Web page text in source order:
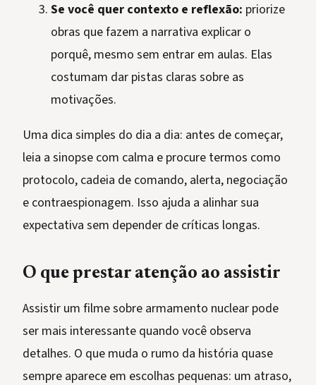
Se você quer contexto e reflexão: priorize
obras que fazem a narrativa explicar o
porquê, mesmo sem entrar em aulas. Elas
costumam dar pistas claras sobre as
motivações.
Uma dica simples do dia a dia: antes de começar,
leia a sinopse com calma e procure termos como
protocolo, cadeia de comando, alerta, negociação
e contraespionagem. Isso ajuda a alinhar sua
expectativa sem depender de críticas longas.
O que prestar atenção ao assistir
Assistir um filme sobre armamento nuclear pode
ser mais interessante quando você observa
detalhes. O que muda o rumo da história quase
sempre aparece em escolhas pequenas: um atraso,